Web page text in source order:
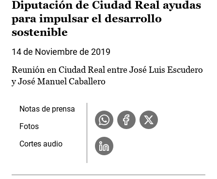
Diputación de Ciudad Real ayudas
para impulsar el desarrollo
sostenible
14 de Noviembre de 2019
Reunión en Ciudad Real entre José Luis Escudero
y José Manuel Caballero
Notas de prensa
Fotos
Cortes audio